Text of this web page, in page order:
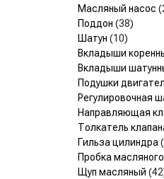
Масляный насос
Поддон (38)
Шатун (10)
Вкладыши
Вкладыши
Подушки
Регулировочная
Направляющая
Толкатель
Гильза цилиндра
Пробка
Щуп масляный